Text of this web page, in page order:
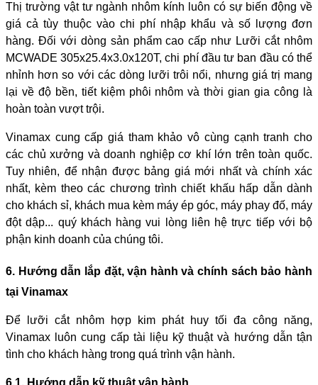
Thị trường vật tư ngành nhôm kính luôn có sự biến động về
giá cả tùy thuộc vào chi phí nhập khẩu và số lượng đơn
hàng. Đối với dòng sản phẩm cao cấp như Lưỡi cắt nhôm
MCWADE 305x25.4x3.0x120T, chi phí đầu tư ban đầu có thể
nhỉnh hơn so với các dòng lưỡi trôi nổi, nhưng giá trị mang
lại về độ bền, tiết kiệm phôi nhôm và thời gian gia công là
hoàn toàn vượt trội.
Vinamax cung cấp giá tham khảo vô cùng cạnh tranh cho
các chủ xưởng và doanh nghiệp cơ khí lớn trên toàn quốc.
Tuy nhiên, để nhận được bảng giá mới nhất và chính xác
nhất, kèm theo các chương trình chiết khấu hấp dẫn dành
cho khách sỉ, khách mua kèm máy ép góc, máy phay đố, máy
đột dập... quý khách hàng vui lòng liên hệ trực tiếp với bộ
phận kinh doanh của chúng tôi.
6. Hướng dẫn lắp đặt, vận hành và chính sách bảo hành
tại Vinamax
Để lưỡi cắt nhôm hợp kim phát huy tối đa công năng,
Vinamax luôn cung cấp tài liệu kỹ thuật và hướng dẫn tận
tình cho khách hàng trong quá trình vận hành.